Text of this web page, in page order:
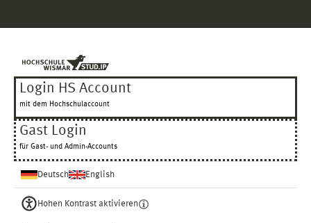
Hauptnavigation
Login HS Account
mit dem Hochschulaccount
Gast Login
für Gast- und Admin-Accounts
Deutsch English
Hohen Kontrast aktivieren